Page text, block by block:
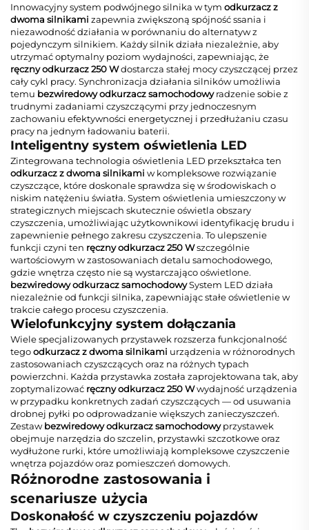
Innowacyjny system podwójnego silnika w tym odkurzacz z
dwoma silnikami zapewnia zwiększoną spójność ssania i
niezawodność działania w porównaniu do alternatyw z
pojedynczym silnikiem. Każdy silnik działa niezależnie, aby
utrzymać optymalny poziom wydajności, zapewniając, że
ręczny odkurzacz 250 Wdostarcza stałej mocy czyszczącej przez
cały cykl pracy. Synchronizacja działania silników umożliwia
temu bezwiredowy odkurzacz samochodowyradzenie sobie z
trudnymi zadaniami czyszczącymi przy jednoczesnym
zachowaniu efektywności energetycznej i przedłużaniu czasu
pracy na jednym ładowaniu baterii.
Inteligentny system oświetlenia LED
Zintegrowana technologia oświetlenia LED przekształca ten
odkurzacz z dwoma silnikami w kompleksowe rozwiązanie
czyszczące, które doskonale sprawdza się w środowiskach o
niskim natężeniu światła. System oświetlenia umieszczony w
strategicznych miejscach skutecznie oświetla obszary
czyszczenia, umożliwiając użytkownikowi identyfikację brudu i
zapewnienie pełnego zakresu czyszczenia. To ulepszenie
funkcji czyni ten ręczny odkurzacz 250 Wszczególnie
wartościowym w zastosowaniach detalu samochodowego,
gdzie wnętrza często nie są wystarczająco oświetlone.
bezwiredowy odkurzacz samochodowySystem LED działa
niezależnie od funkcji silnika, zapewniając stałe oświetlenie w
trakcie całego procesu czyszczenia.
Wielofunkcyjny system dołączania
Wiele specjalizowanych przystawek rozszerza funkcjonalność
tegoodkurzacz z dwoma silnikami urządzenia w różnorodnych
zastosowaniach czyszczących oraz na różnych typach
powierzchni. Każda przystawka została zaprojektowana tak, aby
zoptymalizować ręczny odkurzacz 250 Wwydajność urządzenia
w przypadku konkretnych zadań czyszczących — od usuwania
drobnej pyłki po odprowadzanie większych zanieczyszczeń.
Zestawbezwiredowy odkurzacz samochodowyprzystawek
obejmuje narzędzia do szczelin, przystawki szczotkowe oraz
wydłużone rurki, które umożliwiają kompleksowe czyszczenie
wnętrza pojazdów oraz pomieszczeń domowych.
Różnorodne zastosowania i
scenariusze użycia
Doskonałość w czyszczeniu pojazdów